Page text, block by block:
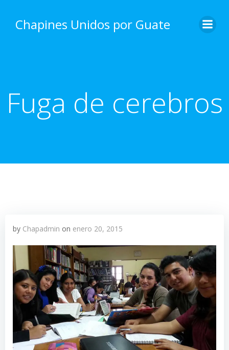
content
Chapines Unidos por Guate
Fuga de cerebros
by Chapadmin on enero 20, 2015